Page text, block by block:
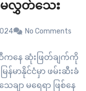
မလွှတ်သေး
No Comments
ကနေ ဆုံးဖြတ်ချက်ကို
န်မာနိုင်ငံမှာ ဖမ်းဆီးခံ
ျာ မရေရာ ဖြစ်နေ